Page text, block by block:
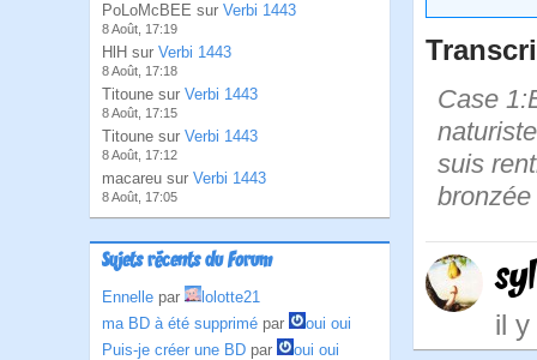
PoLoMcBEE sur Verbi 1443
8 Août, 17:19
HlH sur Verbi 1443
8 Août, 17:18
Titoune sur Verbi 1443
8 Août, 17:15
Titoune sur Verbi 1443
8 Août, 17:12
macareu sur Verbi 1443
8 Août, 17:05
Sujets récents du Forum
Ennelle par
lolotte21
ma BD à été supprimé par
oui oui
Puis-je créer une BD par
oui oui
Case
suis
il